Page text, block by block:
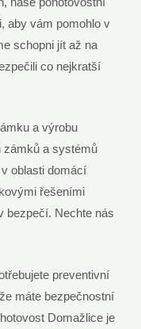
aby vám pomohlo v
schopni jít až na
co nejkratší
a výrobu
zámků a systémů
oblasti domácí
řešeními
bezpečí. Nechte nás
preventivní
máte bezpečnostní
Domažlice je